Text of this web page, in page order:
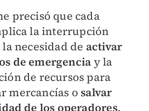
precisó que cada
la interrupción
necesidad de activar
de emergencia y la
de recursos para
mercancías o salvar
de los operadores.